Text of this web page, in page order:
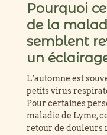
Pourquoi
de la
semblent
un
L’automne est
petits virus
Pour certaines
maladie de Lyme,
retour de douleurs